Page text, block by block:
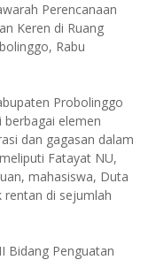
Perencanaan
Keren di Ruang
Rabu
Probolinggo
elemen
dan gagasan dalam
Fatayat NU,
mahasiswa, Duta
rentan di sejumlah
Bidang Penguatan